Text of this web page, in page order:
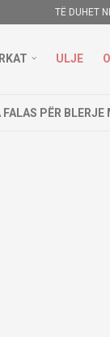
TË DUHET
ULJE
FALAS PËR